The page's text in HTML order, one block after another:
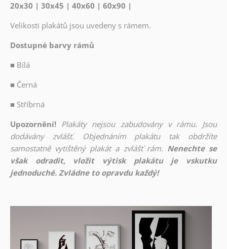
20x30 | 30x45 | 40x60 | 60x90 |
Velikosti plakátů jsou uvedeny s rámem.
Dostupné barvy rámů
■ Bílá
■ Černá
■ Stříbrná
Upozornění! Plakáty nejsou zabudovány v rámu. Jsou
dodávány zvlášť. Objednáním plakátu tak obdržíte
samostatně vytištěný plakát a zvlášť rám. Nenechte se
však odradit, vložit výtisk plakátu je vskutku
jednoduché. Zvládne to opravdu každý!